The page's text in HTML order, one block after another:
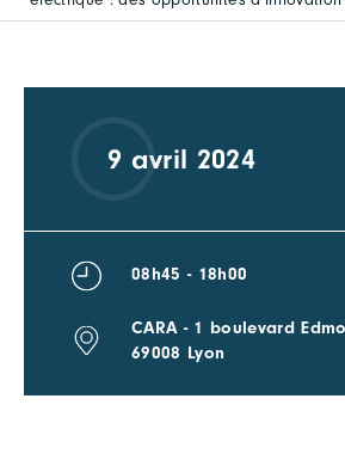
9 avril 2024
08h45 - 18h00
CARA - 1 boulevard
69008 Lyon